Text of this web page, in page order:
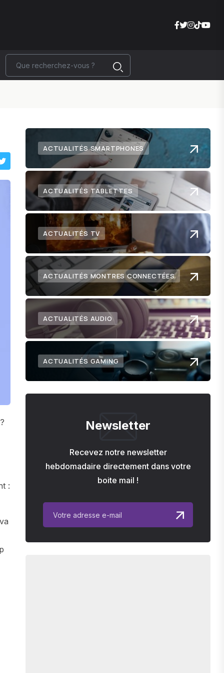
:
ACTUALITÉS SMARTPHONES
ACTUALITÉS TABLETTES
ACTUALITÉS TV
ACTUALITÉS MONTRES CONNECTÉES
ACTUALITÉS AUDIO
ACTUALITÉS GAMING
Newsletter
Recevez notre newsletter
hebdomadaire directement dans votre
boite mail !